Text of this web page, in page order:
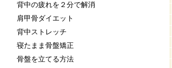
背中の疲れを２分で解消
肩甲骨ダイエット
背中ストレッチ
寝たまま骨盤矯正
骨盤を立てる方法